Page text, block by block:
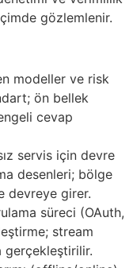
gözlemlenir.
modeller ve risk
ön bellek
cevap
servis için devre
desenleri; bölge
devreye girer.
süreci (OAuth,
stream
gerçekleştirilir.